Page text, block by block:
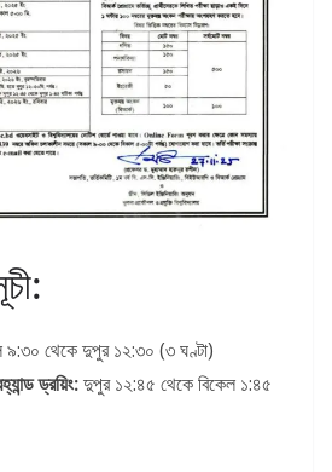
৯:৩০ থেকে দুপুর ১২:৩০ (৩ ঘণ্টা)
ড্রয়িং:দুপুর ১২:৪৫ থেকে বিকেল ১:৪৫